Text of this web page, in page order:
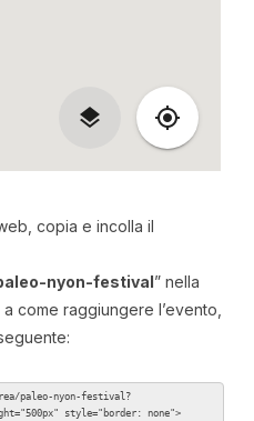
copia e incolla il
nyon-festival” nella
come raggiungere l’evento,
paleo-nyon-festival?
style="border: none">